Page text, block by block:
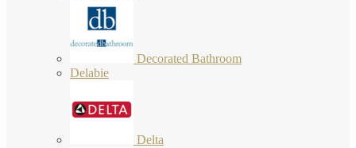
Decorated Bathroom
Delabie
Delta